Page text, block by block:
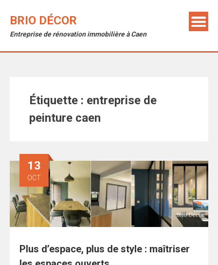
BRIO DÉCOR
Entreprise de rénovation immobilière à Caen
Étiquette : entreprise de
peinture caen
13
OCT
Plus d’espace, plus de style : maîtriser